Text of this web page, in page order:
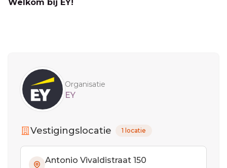
Welkom bij EY!
Organisatie
EY
Vestigingslocatie 1 locatie
Antonio Vivaldistraat 150